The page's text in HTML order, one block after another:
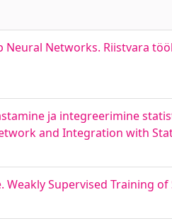
Networks. Riistvara
ja integreerimine
and Integration with
Supervised Training